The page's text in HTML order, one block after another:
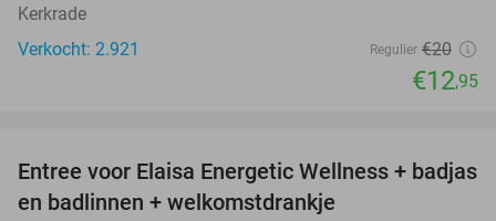
Kerkrade
Verkocht: 2.921
Regulier €20
€12,95
34%
Entree voor Elaisa Energetic Wellness + badjas
en badlinnen + welkomstdrankje